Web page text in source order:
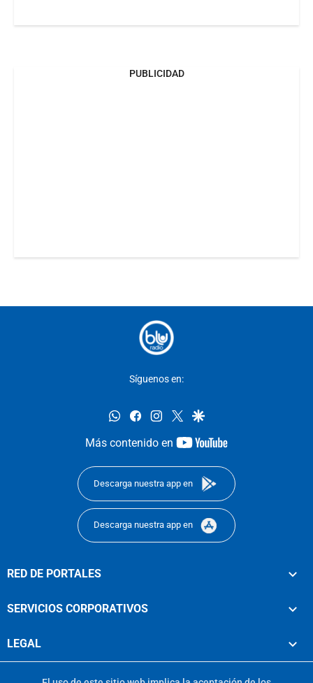
PUBLICIDAD
Síguenos en:
whatsappfacebookinstagram
twittergoogle
Más contenido en
youtube-
Descarga nuestra app en
Descarga nuestra app en
RED DE PORTALES
SERVICIOS CORPORATIVOS
LEGAL